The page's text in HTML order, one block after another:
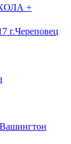
+
г.Череповец